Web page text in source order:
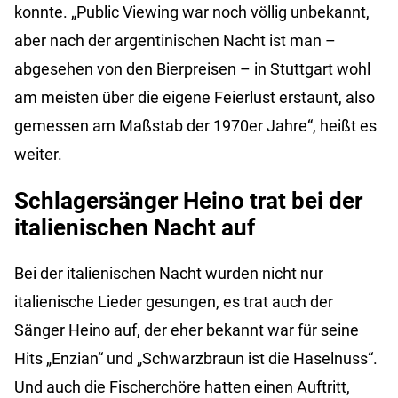
konnte. „Public Viewing war noch völlig unbekannt,
aber nach der argentinischen Nacht ist man –
abgesehen von den Bierpreisen – in Stuttgart wohl
am meisten über die eigene Feierlust erstaunt, also
gemessen am Maßstab der 1970er Jahre“, heißt es
weiter.
Schlagersänger Heino trat bei der
italienischen Nacht auf
Bei der italienischen Nacht wurden nicht nur
italienische Lieder gesungen, es trat auch der
Sänger Heino auf, der eher bekannt war für seine
Hits „Enzian“ und „Schwarzbraun ist die Haselnuss“.
Und auch die Fischerchöre hatten einen Auftritt,